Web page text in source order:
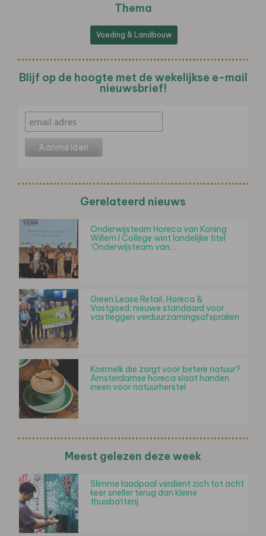
Thema
Voeding & Landbouw
Blijf op de hoogte met de wekelijkse e-mail
nieuwsbrief!
Gerelateerd nieuws
Onderwijsteam Horeca van Koning
Willem I College wint landelijke titel
‘Onderwijsteam van…
Green Lease Retail, Horeca &
Vastgoed: nieuwe standaard voor
vastleggen verduurzamingsafspraken
Koemelk die zorgt voor betere natuur?
Amsterdamse horeca slaat handen
ineen voor natuurherstel
Meest gelezen deze week
Slimme laadpaal verdient zich tot acht
keer sneller terug dan kleine
thuisbatterij